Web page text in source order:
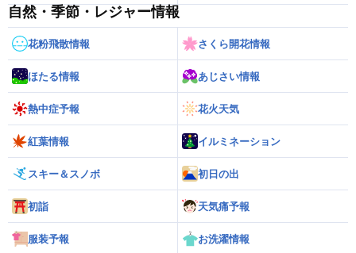
自然・季節・レジャー情報
花粉飛散情報 さくら開花情報
ほたる情報 あじさい情報
熱中症予報 花火天気
紅葉情報 イルミネーション
スキー＆スノボ 初日の出
初詣 天気痛予報
服装予報 お洗濯情報